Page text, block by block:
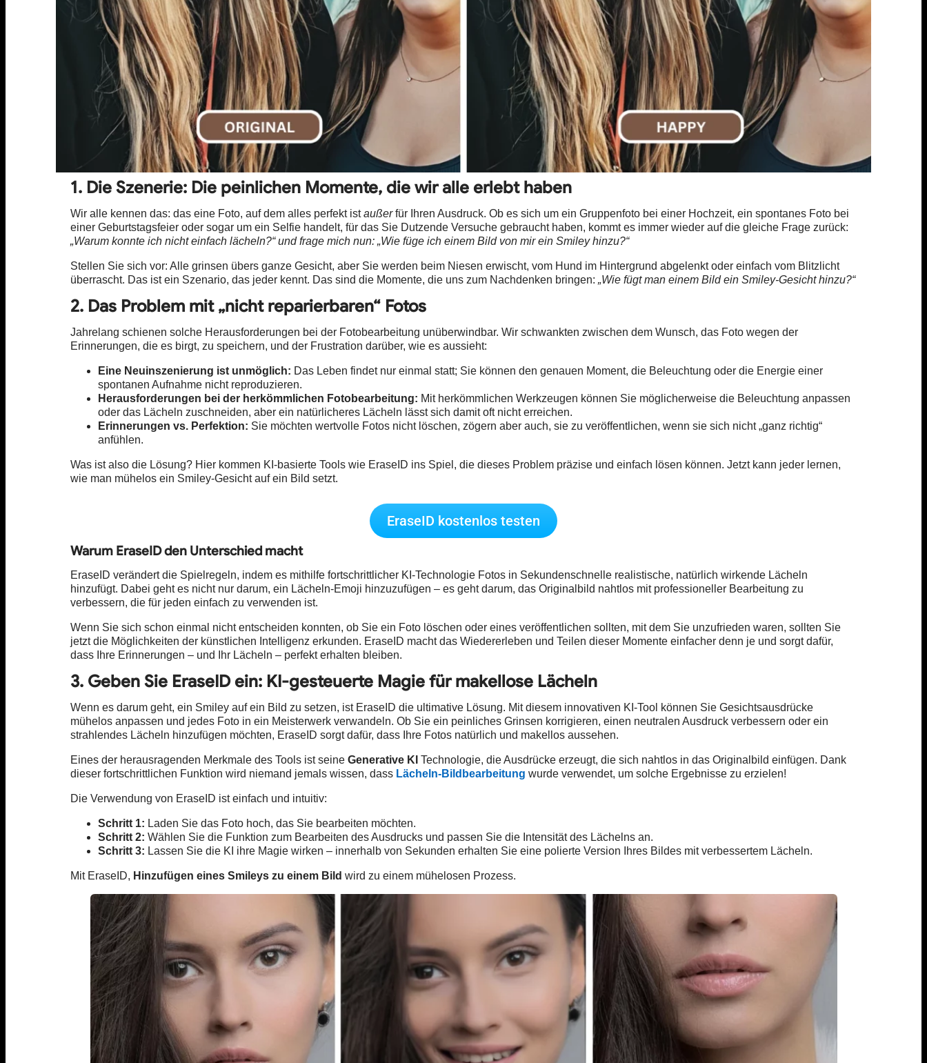
1. Die Szenerie: Die peinlichen Momente, die wir alle erlebt haben
Wir alle kennen das: das eine Foto, auf dem alles perfekt istaußerfür Ihren Ausdruck. Ob es sich um ein Gruppenfoto bei einer Hochzeit, ein spontanes Foto bei
einer Geburtstagsfeier oder sogar um ein Selfie handelt, für das Sie Dutzende Versuche gebraucht haben, kommt es immer wieder auf die gleiche Frage zurück:
„Warum konnte ich nicht einfach lächeln?“ und frage mich nun: „Wie füge ich einem Bild von mir ein Smiley hinzu?“
Stellen Sie sich vor: Alle grinsen übers ganze Gesicht, aber Sie werden beim Niesen erwischt, vom Hund im Hintergrund abgelenkt oder einfach vom Blitzlicht
überrascht. Das ist ein Szenario, das jeder kennt. Das sind die Momente, die uns zum Nachdenken bringen: „Wie fügt man einem Bild ein Smiley-Gesicht hinzu?“
2. Das Problem mit „nicht reparierbaren“ Fotos
Jahrelang schienen solche Herausforderungen bei der Fotobearbeitung unüberwindbar. Wir schwankten zwischen dem Wunsch, das Foto wegen der
Erinnerungen, die es birgt, zu speichern, und der Frustration darüber, wie es aussieht:
Eine Neuinszenierung ist unmöglich: Das Leben findet nur einmal statt; Sie können den genauen Moment, die Beleuchtung oder die Energie einer
spontanen Aufnahme nicht reproduzieren.
Herausforderungen bei der herkömmlichen Fotobearbeitung: Mit herkömmlichen Werkzeugen können Sie möglicherweise die Beleuchtung anpassen
oder das Lächeln zuschneiden, aber ein natürlicheres Lächeln lässt sich damit oft nicht erreichen.
Erinnerungen vs. Perfektion: Sie möchten wertvolle Fotos nicht löschen, zögern aber auch, sie zu veröffentlichen, wenn sie sich nicht „ganz richtig“
anfühlen.
Was ist also die Lösung? Hier kommen KI-basierte Tools wie EraseID ins Spiel, die dieses Problem präzise und einfach lösen können. Jetzt kann jeder lernen,
wie man mühelos ein Smiley-Gesicht auf ein Bild setzt.
EraseID kostenlos testen
Warum EraseID den Unterschied macht
EraseID verändert die Spielregeln, indem es mithilfe fortschrittlicher KI-Technologie Fotos in Sekundenschnelle realistische, natürlich wirkende Lächeln
hinzufügt. Dabei geht es nicht nur darum, ein Lächeln-Emoji hinzuzufügen – es geht darum, das Originalbild nahtlos mit professioneller Bearbeitung zu
verbessern, die für jeden einfach zu verwenden ist.
Wenn Sie sich schon einmal nicht entscheiden konnten, ob Sie ein Foto löschen oder eines veröffentlichen sollten, mit dem Sie unzufrieden waren, sollten Sie
jetzt die Möglichkeiten der künstlichen Intelligenz erkunden. EraseID macht das Wiedererleben und Teilen dieser Momente einfacher denn je und sorgt dafür,
dass Ihre Erinnerungen – und Ihr Lächeln – perfekt erhalten bleiben.
3. Geben Sie EraseID ein: KI-gesteuerte Magie für makellose Lächeln
Wenn es darum geht, ein Smiley auf ein Bild zu setzen, ist EraseID die ultimative Lösung. Mit diesem innovativen KI-Tool können Sie Gesichtsausdrücke
mühelos anpassen und jedes Foto in ein Meisterwerk verwandeln. Ob Sie ein peinliches Grinsen korrigieren, einen neutralen Ausdruck verbessern oder ein
strahlendes Lächeln hinzufügen möchten, EraseID sorgt dafür, dass Ihre Fotos natürlich und makellos aussehen.
Eines der herausragenden Merkmale des Tools ist seine Generative KI Technologie, die Ausdrücke erzeugt, die sich nahtlos in das Originalbild einfügen. Dank
dieser fortschrittlichen Funktion wird niemand jemals wissen, dass Lächeln-Bildbearbeitung wurde verwendet, um solche Ergebnisse zu erzielen!
Die Verwendung von EraseID ist einfach und intuitiv:
Schritt 1: Laden Sie das Foto hoch, das Sie bearbeiten möchten.
Schritt 2: Wählen Sie die Funktion zum Bearbeiten des Ausdrucks und passen Sie die Intensität des Lächelns an.
Schritt 3: Lassen Sie die KI ihre Magie wirken – innerhalb von Sekunden erhalten Sie eine polierte Version Ihres Bildes mit verbessertem Lächeln.
Mit EraseID, Hinzufügen eines Smileys zu einem Bild wird zu einem mühelosen Prozess.